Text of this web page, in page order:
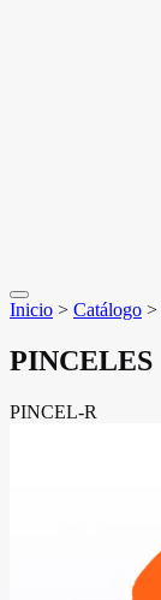
Inicio > Catálogo >
PINCELES
PINCEL-R